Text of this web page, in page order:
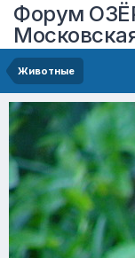
Форум
Животные